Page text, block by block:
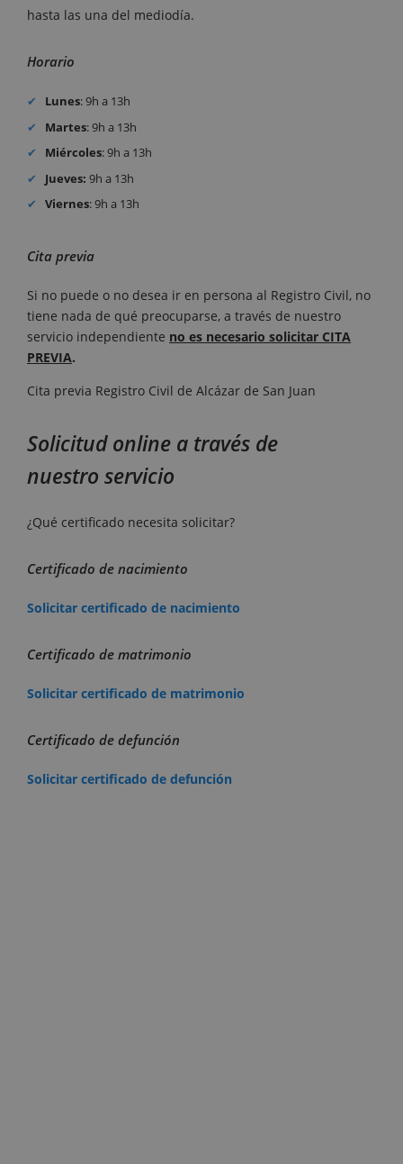
hasta las una del mediodía.
Horario
Lunes: 9h a 13h
Martes: 9h a 13h
Miércoles: 9h a 13h
Jueves: 9h a 13h
Viernes: 9h a 13h
Cita previa
Si no puede o no desea ir en persona al Registro Civil, no
tiene nada de qué preocuparse, a través de nuestro
servicio independiente no es necesario solicitar CITA
PREVIA.
Cita previa Registro Civil de Alcázar de San Juan
Solicitud online a través de
nuestro servicio
¿Qué certificado necesita solicitar?
Certificado de nacimiento
Solicitar certificado de nacimiento
Certificado de matrimonio
Solicitar certificado de matrimonio
Certificado de defunción
Solicitar certificado de defunción